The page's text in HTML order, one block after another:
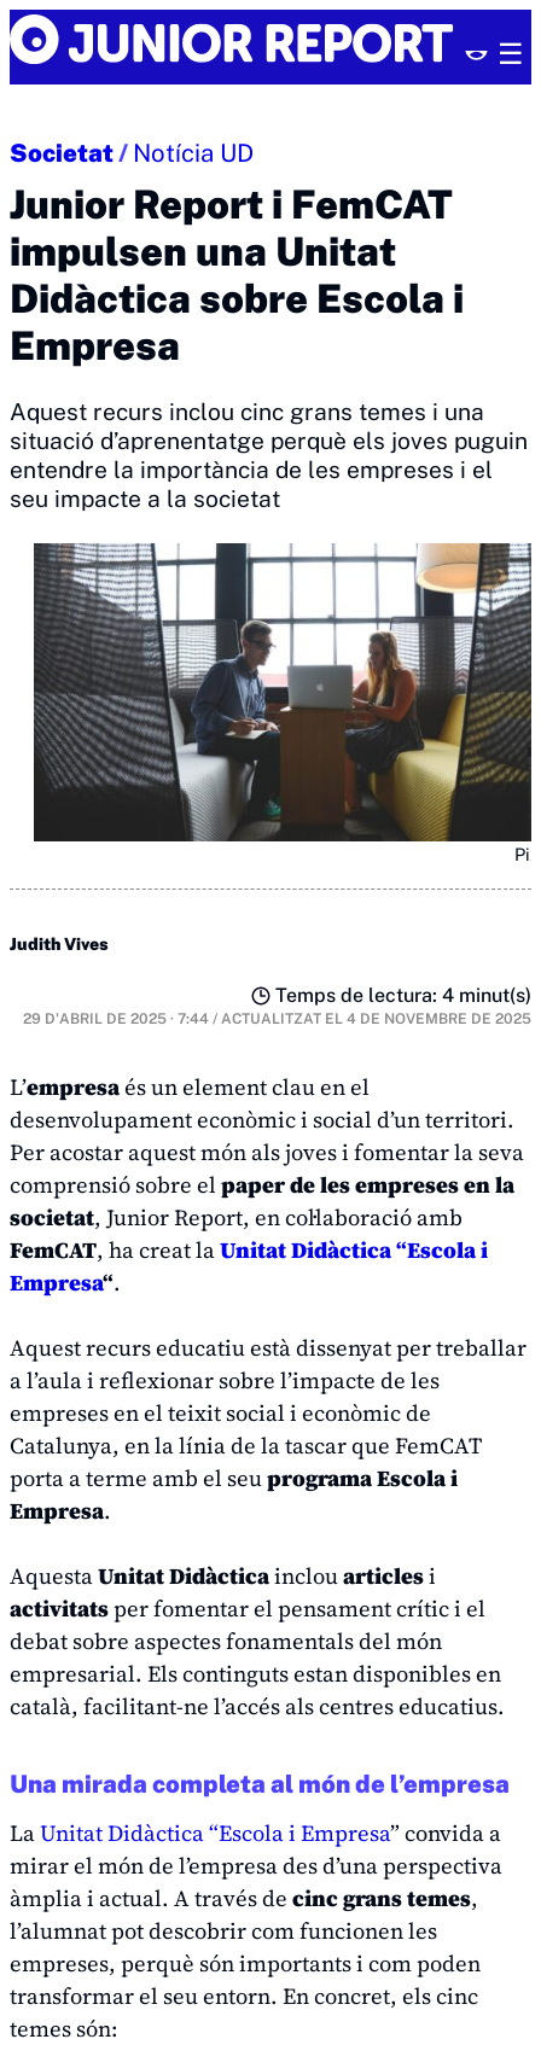
Skip
to
content
Junior
Report
Societat/ Notícia UD
Junior Report i FemCAT
impulsen una Unitat
Didàctica sobre Escola i
Empresa
Aquest recurs inclou cinc grans temes i una
situació d’aprenentatge perquè els joves puguin
entendre la importància de les empreses i el
seu impacte a la societat
Judith Vives
Temps de lectura: 4 minut(s)
29 D'ABRIL DE 2025 · 7:44 / ACTUALITZAT EL 4 DE NOVEMBRE DE 2025
L’empresaés un element clau en el
desenvolupament econòmic i social d’un territori.
Per acostar aquest món als joves i fomentar la seva
comprensió sobre elpaper de les empreses en la
societat, Junior Report, en col·laboració amb
FemCAT, ha creat laUnitat Didàctica “Escola i
Empresa“.
Aquest recurs educatiu està dissenyat per treballar
a l’aula i reflexionar sobre l’impacte de les
empreses en el teixit social i econòmic de
Catalunya, en la línia de la tascar que FemCAT
porta a terme amb el seuprograma Escola i
Empresa.
AquestaUnitat Didàcticainclouarticlesi
activitatsper fomentar el pensament crític i el
debat sobre aspectes fonamentals del món
empresarial. Els continguts estan disponibles en
català, facilitant-ne l’accés als centres educatius.
Una mirada completa al món de l’empresa
LaUnitat Didàctica “Escola i Empresa” convida a
mirar el món de l’empresa des d’una perspectiva
àmplia i actual. A través de cinc grans temes,
l’alumnat pot descobrir com funcionen les
empreses, perquè són importants i com poden
transformar el seu entorn. En concret, els cinc
temes són: